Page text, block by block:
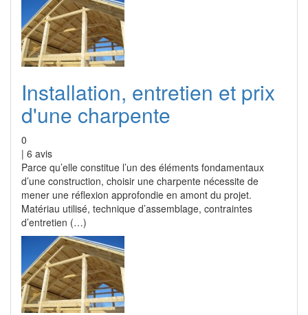
Installation, entretien et prix
d'une charpente
0
| 6 avis
Parce qu’elle constitue l’un des éléments fondamentaux
d’une construction, choisir une charpente nécessite de
mener une réflexion approfondie en amont du projet.
Matériau utilisé, technique d’assemblage, contraintes
d’entretien (…)